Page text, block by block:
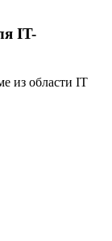
IT-
из области IT